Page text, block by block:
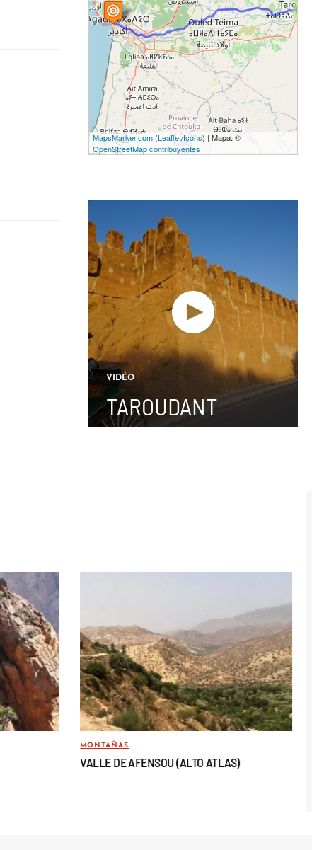
MapsMarker.com (Leaflet/Icons) | Mapa: ©
OpenStreetMap contribuyentes
VIDÉO
TAROUDANT
MONTAÑAS
VALLE DE AFENSOU (ALTO ATLAS)